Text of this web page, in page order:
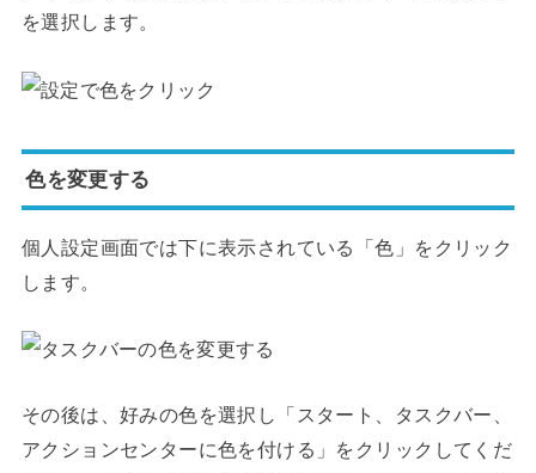
を選択します。
色を変更する
個人設定画面では下に表示されている「色」をクリック
します。
その後は、好みの色を選択し「スタート、タスクバー、
アクションセンターに色を付ける」をクリックしてくだ